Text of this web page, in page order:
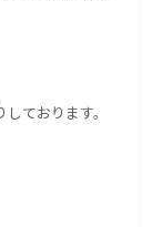
ております。